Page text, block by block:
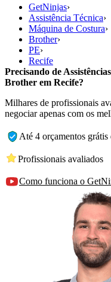
GetNinjas›
Assistência Técnica›
Máquina de Costura›
Brother›
PE›
Recife
Precisando de
Brother em Recife?
Milhares de profissionais
negociar apenas com os
Até 4 orçamentos grátis
Profissionais avaliados
Como funciona o